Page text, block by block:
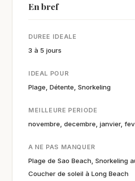
En bref
DUREE IDEALE
3 à 5 jours
IDEAL POUR
Plage, Détente, Snorkeling
MEILLEURE PERIODE
novembre, decembre, janvier,
A NE PAS MANQUER
Plage de Sao Beach, Snorkeling
Coucher de soleil à Long Beach